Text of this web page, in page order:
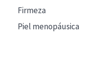
Firmeza
Piel menopáusica